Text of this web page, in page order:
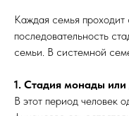
Каждая семья
последовательность
семьи. В системной
1. Стадия монады
В этот период человек